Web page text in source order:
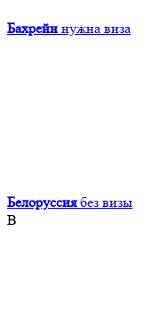
Бахрейн нужна виза
Белоруссия без визы
В